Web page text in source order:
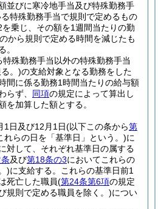
並びに寒冷地手当及び特殊勤務手
特殊勤務手当で規則で定めるもの
乗じ、その額を1週間当たりの勤
から規則で定める時間を減じたも
。
特殊勤務手当以外の特殊勤務手当
。)の支給対象となる勤務をした
間に係る勤務1時間当たりの給与額
らず、 同項の規定によって算出し
を加算した額とする。
1日及び12月1日(以下この条から第
れらの日を「基準日」という。)に
対して、それぞれ基準日の属する
及び第18条の3においてこれらの
)に支給する。
これらの基準日前1
死亡した職員(第24条第6項の規定
規則で定める職員を除く。)につい